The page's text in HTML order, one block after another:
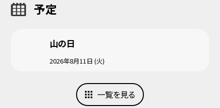
予定
山の日
2026年8月11日 (火)
一覧を見る